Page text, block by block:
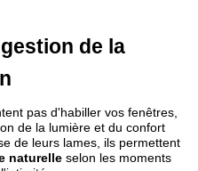
de la
pas d'habiller vos fenêtres,
de la lumière et du confort
de leurs lames, ils permettent
naturelle selon les moments